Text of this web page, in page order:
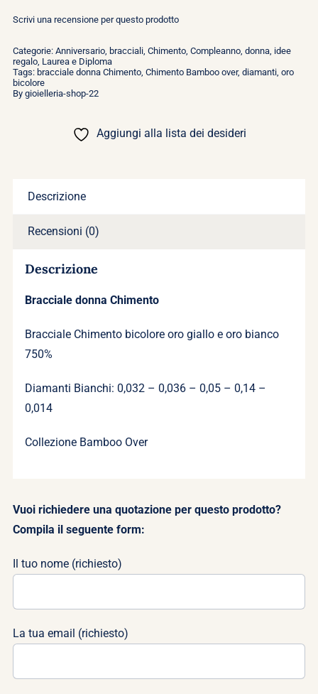
Scrivi una recensione per questo prodotto
Categorie: Anniversario, bracciali, Chimento, Compleanno, donna, idee
regalo, Laurea e Diploma
Tags: bracciale donna Chimento, Chimento Bamboo over, diamanti, oro
bicolore
By gioielleria-shop-22
Aggiungi alla lista dei desideri
Descrizione
Recensioni (0)
Descrizione
Bracciale donna Chimento
Bracciale Chimento bicolore oro giallo e oro bianco
750%
Diamanti Bianchi: 0,032 – 0,036 – 0,05 – 0,14 –
0,014
Collezione Bamboo Over
Vuoi richiedere una quotazione per questo prodotto?
Compila il seguente form:
Il tuo nome (richiesto)
La tua email (richiesto)